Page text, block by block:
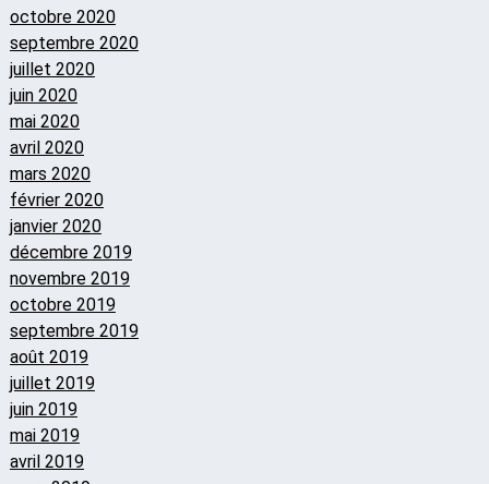
octobre 2020
septembre 2020
juillet 2020
juin 2020
mai 2020
avril 2020
mars 2020
février 2020
janvier 2020
décembre 2019
novembre 2019
octobre 2019
septembre 2019
août 2019
juillet 2019
juin 2019
mai 2019
avril 2019